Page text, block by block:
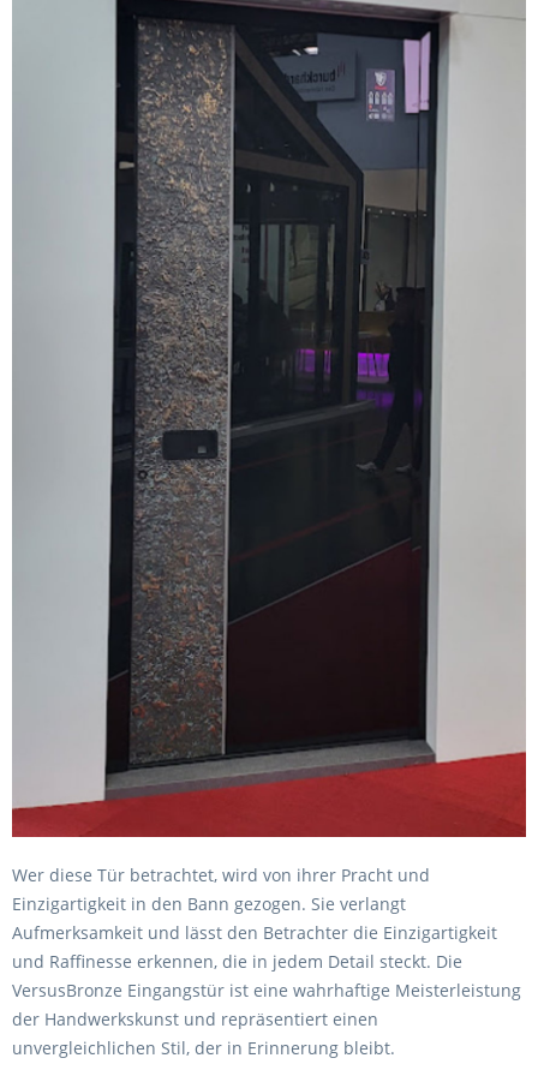
Wer diese Tür betrachtet, wird von ihrer Pracht und
Einzigartigkeit in den Bann gezogen. Sie verlangt
Aufmerksamkeit und lässt den Betrachter die Einzigartigkeit
und Raffinesse erkennen, die in jedem Detail steckt. Die
VersusBronze Eingangstür ist eine wahrhaftige Meisterleistung
der Handwerkskunst und repräsentiert einen
unvergleichlichen Stil, der in Erinnerung bleibt.